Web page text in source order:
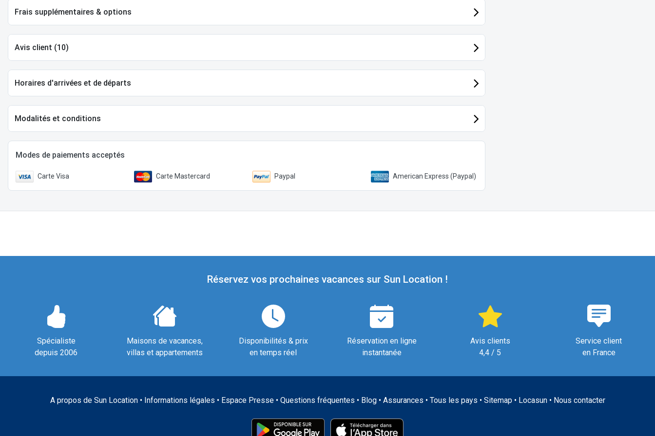
Frais supplémentaires & options
Avis client (10)
Horaires d'arrivées et de départs
Modalités et conditions
Modes de paiements acceptés
Carte Visa Carte Mastercard Paypal American Express (Paypal)
Réservez vos prochaines vacances sur Sun Location !
Spécialiste
depuis 2006
Maisons de vacances,
villas et appartements
Disponibilités & prix
en temps réel
Réservation en ligne
instantanée
Avis clients
4,4 / 5
Service client
en France
A propos de Sun Location• Informations légales • Espace Presse• Questions fréquentes • Blog• Assurances • Tous les pays • Sitemap• Locasun• Nous contacter